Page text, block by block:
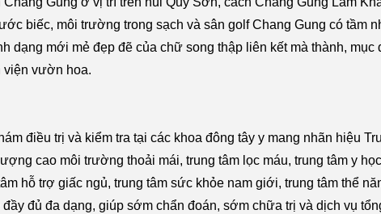
Sắp xếp đi
Đưa đi
Phòng lễ
biếc, môi trường trong sạch và sân golf Chang Gung có tầm
mới mẻ đẹp đẽ của chữ song thập liên kết mà thành, mục
viện vườn hoa.
điều trị và kiểm tra tại các khoa đông tây y mang nhãn hiệu
cao môi trường thoải mái, trung tâm lọc máu, trung tâm y
hỗ trợ giấc ngủ, trung tâm sức khỏe nam giới, trung tâm thể
đủ đa dạng, giúp sớm chẩn đoán, sớm chữa trị và dịch vụ